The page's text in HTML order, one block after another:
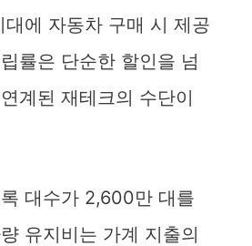
대에 자동차 구매 시 제공
률은 단순한 할인을 넘
계된 재테크의 수단이
대수가 2,600만 대를
유지비는 가계 지출의